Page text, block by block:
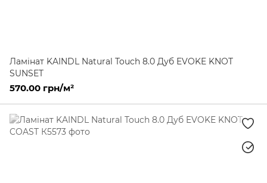
Ламінат KAINDL Natural Touch 8.0 Дуб EVOKE KNOT
SUNSET
570.00 грн/м²